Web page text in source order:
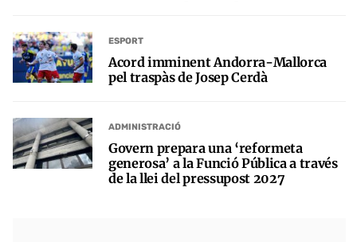
ESPORT
Acord imminent Andorra-Mallorca
pel traspàs de Josep Cerdà
ADMINISTRACIÓ
Govern prepara una ‘reformeta
generosa’ a la Funció Pública a través
de la llei del pressupost 2027